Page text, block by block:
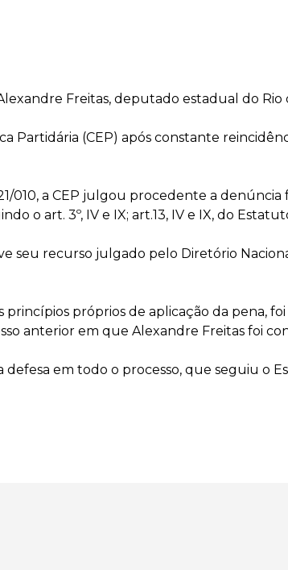
Freitas, deputado estadual do Rio
Partidária (CEP) após constante
010, a CEP julgou procedente a
o art. 3º, IV e IX; art.13, IV e IX, do
seu recurso julgado pelo Diretório
próprios de aplicação da pena,
anterior em que Alexandre Freitas foi
em todo o processo, que seguiu o